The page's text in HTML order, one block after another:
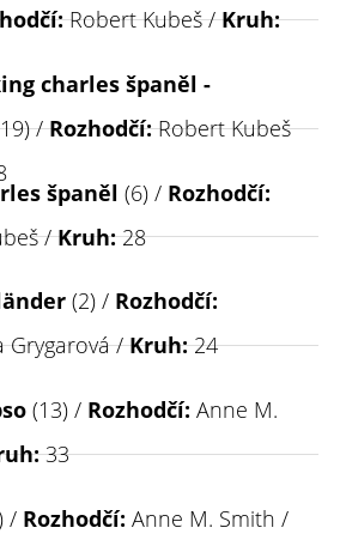
Robert Kubeš /Kruh:
charles španěl -
/Rozhodčí:Robert Kubeš
španěl (6) / Rozhodčí:
/Kruh:28
(2) / Rozhodčí:
Grygarová /Kruh:24
(13) / Rozhodčí: Anne M.
33
/ Rozhodčí: Anne M. Smith /